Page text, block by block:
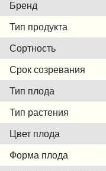
Бренд
Тип продукта
Сортность
Срок созревания
Тип плода
Тип растения
Цвет плода
Форма плода